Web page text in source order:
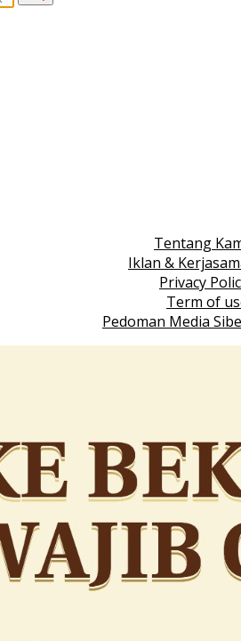
Tentang
Iklan &
Privacy
Term of
Pedoman Media